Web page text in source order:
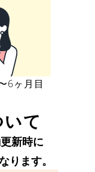
6ヶ月目
て
新時に
ります。